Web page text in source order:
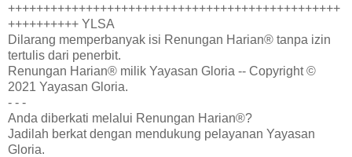
+++++++++++++++++++++++++++++++++++++++++++++++
++++++++++ YLSA
Dilarang memperbanyak isi Renungan Harian® tanpa izin
tertulis dari penerbit.
Renungan Harian® milik Yayasan Gloria -- Copyright ©
2021 Yayasan Gloria.
- - -
Anda diberkati melalui Renungan Harian®?
Jadilah berkat dengan mendukung pelayanan Yayasan
Gloria.